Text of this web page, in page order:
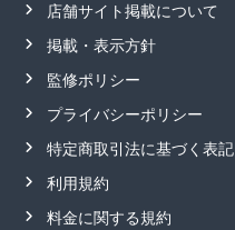
店舗サイト掲載について
掲載・表示方針
監修ポリシー
プライバシーポリシー
特定商取引法に基づく表記
利用規約
料金に関する規約